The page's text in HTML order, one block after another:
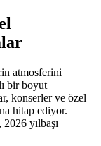
atmosferini
bir boyut
konserler ve özel
hitap ediyor.
yılbaşı